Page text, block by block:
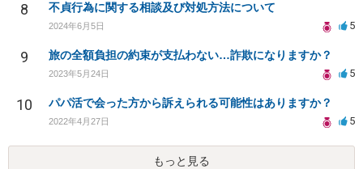
8 不貞行為に関する相談及び対処方法について
2024年6月5日 5
9 旅の全額負担の約束が支払わない…詐欺になりますか？
2023年5月24日 5
10 パパ活で会った方から訴えられる可能性はありますか？
2022年4月27日 5
もっと見る